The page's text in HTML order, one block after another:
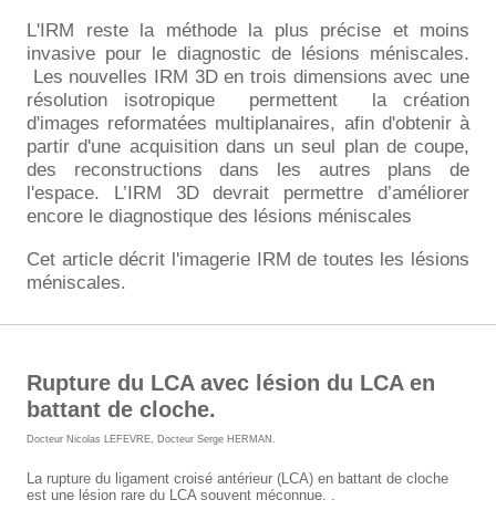
L'IRM reste la méthode la plus précise et moins
invasive pour le diagnostic de lésions méniscales.
Les nouvelles IRM 3D en trois dimensions avec une
résolution isotropique
permettent
la création
d'images reformatées multiplanaires, afin d'obtenir à
partir d'une acquisition dans un seul plan de coupe,
des reconstructions dans les autres plans de
l'espace. L’IRM 3D devrait permettre d’améliorer
encore le diagnostique des lésions méniscales
Cet article décrit l'imagerie IRM de toutes les lésions
méniscales.
Rupture du LCA avec lésion du LCA en
battant de cloche.
Docteur Nicolas LEFEVRE Docteur Serge HERMAN
La rupture du ligament croisé antérieur (LCA) en battant de cloche
est une lésion rare du LCA souvent méconnue. .